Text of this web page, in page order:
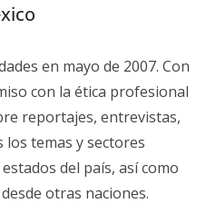
en mayo de 2007. Con
con la ética profesional
reportajes, entrevistas,
los temas y sectores
del país, así como
otras naciones.